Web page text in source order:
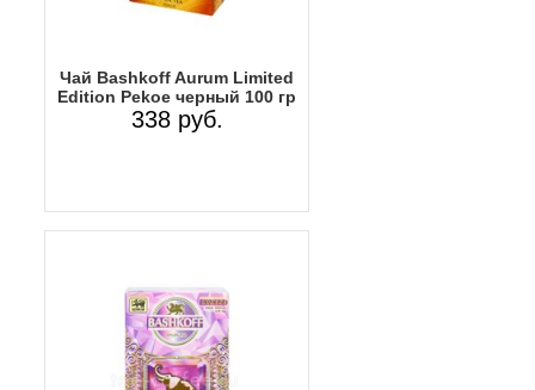
Чай Bashkoff Aurum Limited
Edition Pekoe черный 100 гр
338 руб.